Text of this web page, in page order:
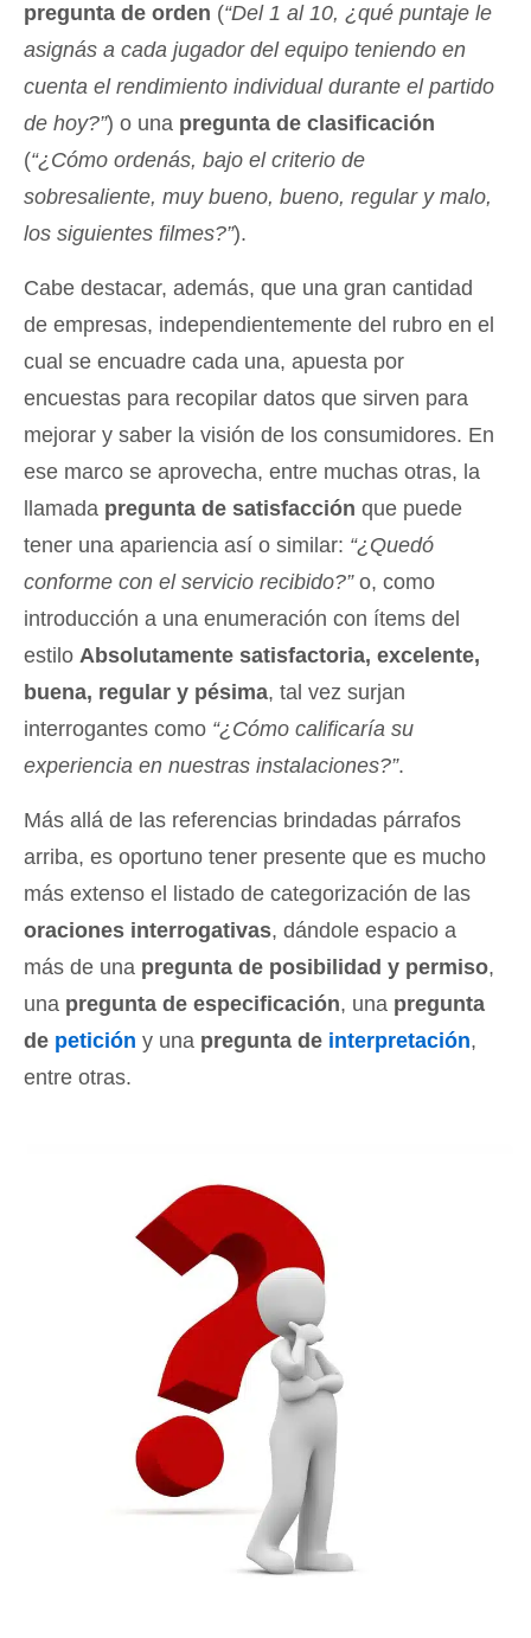
pregunta de orden (“Del 1 al 10, ¿qué puntaje le
asignás a cada jugador del equipo teniendo en
cuenta el rendimiento individual durante el partido
de hoy?”) o una pregunta de clasificación
(“¿Cómo ordenás, bajo el criterio de
sobresaliente, muy bueno, bueno, regular y malo,
los siguientes filmes?”).
Cabe destacar, además, que una gran cantidad
de empresas, independientemente del rubro en el
cual se encuadre cada una, apuesta por
encuestas para recopilar datos que sirven para
mejorar y saber la visión de los consumidores. En
ese marco se aprovecha, entre muchas otras, la
llamada pregunta de satisfacción que puede
tener una apariencia así o similar: “¿Quedó
conforme con el servicio recibido?”o, como
introducción a una enumeración con ítems del
estilo Absolutamente satisfactoria, excelente,
buena, regular y pésima, tal vez surjan
interrogantes como “¿Cómo calificaría su
experiencia en nuestras instalaciones?”.
Más allá de las referencias brindadas párrafos
arriba, es oportuno tener presente que es mucho
más extenso el listado de categorización de las
oraciones interrogativas, dándole espacio a
más de una pregunta de posibilidad y permiso,
una pregunta de especificación, una pregunta
de petición y una pregunta de interpretación,
entre otras.